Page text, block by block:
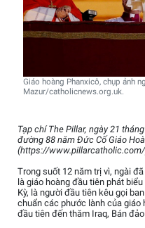
Giáo hoàng Phanxicô, chụp ảnh
Mazur/catholicnews.org.uk.
Tạp chí The Pillar, ngày 21
đường 88 năm Đức Cố Giáo
(https://
Trong suốt 12 năm trị vì, ngài
là giáo hoàng đầu tiên phát
Kỳ, là người đầu tiên kêu gọi
chuẩn các phước lành của giáo
đầu tiên đến thăm Iraq, Bán